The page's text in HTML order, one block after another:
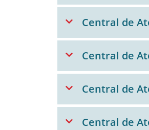
Central de
Central de
Central de
Central de